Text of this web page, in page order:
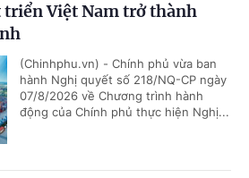
triển Việt Nam trở thành
(Chinhphu.vn) - Chính phủ vừa ban
hành Nghị quyết số 218/NQ-CP ngày
07/8/2026 về Chương trình hành
động của Chính phủ thực hiện Nghị...